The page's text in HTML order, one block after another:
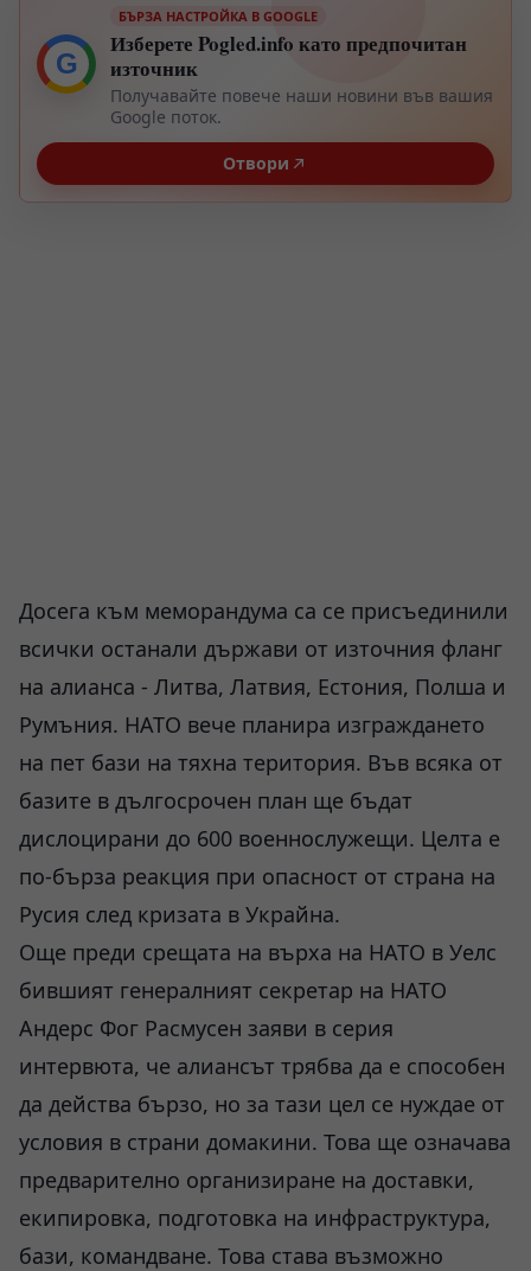
G
БЪРЗА НАСТРОЙКА В GOOGLE
Изберете Pogled.info като предпочитан
източник
Получавайте повече наши новини във вашия
Google поток.
Отвори
Досега към меморандума са се присъединили
всички останали държави от източния фланг
на алианса - Литва, Латвия, Естония, Полша и
Румъния. НАТО вече планира изграждането
на пет бази на тяхна територия. Във всяка от
базите в дългосрочен план ще бъдат
дислоцирани до 600 военнослужещи. Целта е
по-бърза реакция при опасност от страна на
Русия след кризата в Украйна.
Още преди срещата на върха на НАТО в Уелс
бившият генералният секретар на НАТО
Андерс Фог Расмусен заяви в серия
интервюта, че алиансът трябва да е способен
да действа бързо, но за тази цел се нуждае от
условия в страни домакини. Това ще означава
предварително организиране на доставки,
екипировка, подготовка на инфраструктура,
бази, командване. Това става възможно